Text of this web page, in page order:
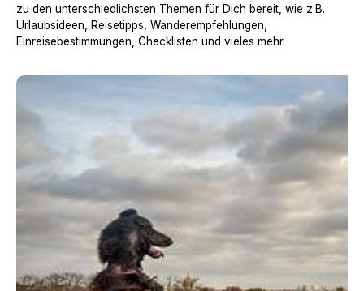
zu den unterschiedlichsten Themen für Dich bereit, wie z.B.
Urlaubsideen, Reisetipps, Wanderempfehlungen,
Einreisebestimmungen, Checklisten und vieles mehr.
Urlaub mit Hund in Frankreich